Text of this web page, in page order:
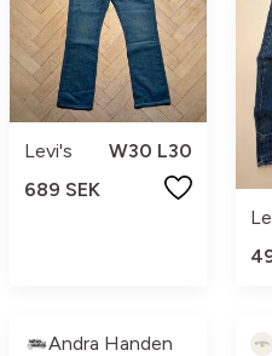
Levi's
W30 L30
689 SEK
Andra Handen